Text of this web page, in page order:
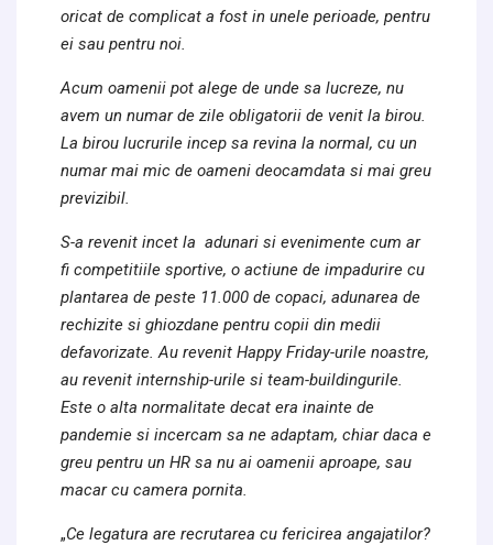
oricat de complicat a fost in unele perioade, pentru
ei sau pentru noi.
Acum oamenii pot alege de unde sa lucreze, nu
avem un numar de zile obligatorii de venit la birou.
La birou lucrurile incep sa revina la normal, cu un
numar mai mic de oameni deocamdata si mai greu
previzibil.
S-a revenit incet la adunari si evenimente cum ar
fi competitiile sportive, o actiune de impadurire cu
plantarea de peste 11.000 de copaci, adunarea de
rechizite si ghiozdane pentru copii din medii
defavorizate. Au revenit Happy Friday-urile noastre,
au revenit internship-urile si team-buildingurile.
Este o alta normalitate decat era inainte de
pandemie si incercam sa ne adaptam, chiar daca e
greu pentru un HR sa nu ai oamenii aproape, sau
macar cu camera pornita.
„Ce legatura are recrutarea cu fericirea angajatilor?